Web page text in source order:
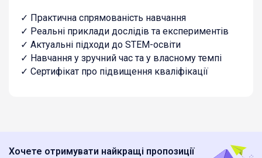
✓ Практична спрямованість навчання
✓ Реальні приклади дослідів та експериментів
✓ Актуальні підходи до STEM-освіти
✓ Навчання у зручний час та у власному темпі
✓ Сертифікат про підвищення кваліфікації
Хочете отримувати найкращі пропозиції